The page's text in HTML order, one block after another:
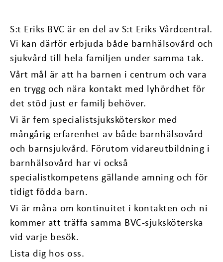
S:t Eriks BVC är en del av S:t Eriks Vårdcentral.
Vi kan därför erbjuda både barnhälsovård och
sjukvård till hela familjen under samma tak.
Vårt mål är att ha barnen i centrum och vara
en trygg och nära kontakt med lyhördhet för
det stöd just er familj behöver.
Vi är fem specialistsjuksköterskor med
mångårig erfarenhet av både barnhälsovård
och barnsjukvård. Förutom vidareutbildning i
barnhälsovård har vi också
specialistkompetens gällande amning och för
tidigt födda barn.
Vi är måna om kontinuitet i kontakten och ni
kommer att träffa samma BVC-sjuksköterska
vid varje besök.
Lista dig hos oss.